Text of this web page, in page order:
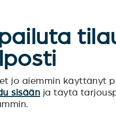
jo aiemmin käyttänyt
sisään ja täytä